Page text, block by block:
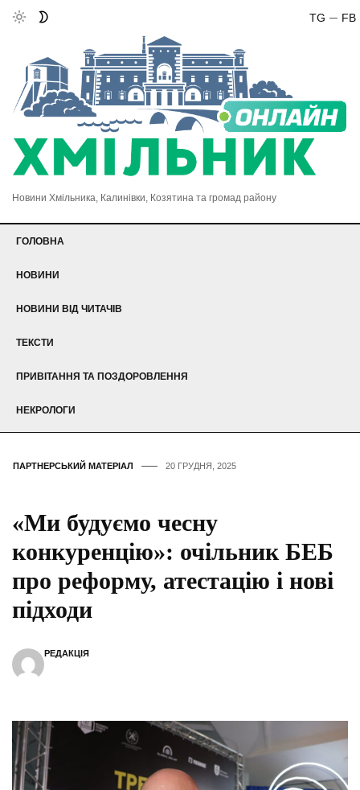
FB
TG
Новини Хмільника, Калинівки, Козятина та громад району
ГОЛОВНА
НОВИНИ
НОВИНИ ВІД ЧИТАЧІВ
ТЕКСТИ
ПРИВІТАННЯ ТА ПОЗДОРОВЛЕННЯ
НЕКРОЛОГИ
ПАРТНЕРСЬКИЙ МАТЕРІАЛ 20 ГРУДНЯ, 2025
«Ми будуємо чесну
конкуренцію»: очільник БЕБ
про реформу, атестацію і нові
підходи
РЕДАКЦІЯ